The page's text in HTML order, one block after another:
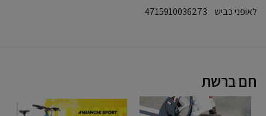
לאופני כביש 4715910036273
חם ברשת
רציני
GT
AVALANCHE